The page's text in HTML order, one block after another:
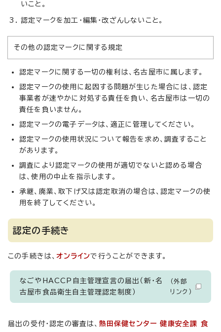
いこと。
認定マークを加工・編集・改ざんしないこと。
その他の認定マークに関する規定
認定マークに関する一切の権利は、名古屋市に属します。
認定マークの使用に起因する問題が生じた場合には、認定
事業者が速やかに対処する責任を負い、名古屋市は一切の
責任を負いません。
認定マークの電子データは、適正に管理してください。
認定マークの使用状況について報告を求め、調査すること
があります。
調査により認定マークの使用が適切でないと認める場合
は、使用の中止を指示します。
承継、廃業、取下げ又は認定取消の場合は、認定マークの使
用を終了してください。
認定の手続き
この手続きは、 オンラインで行うことができます。
なごやHACCP自主管理宣言の届出（新・名
古屋市食品衛生自主管理認定制度）
（外部
リンク）
届出の受付・認定の審査は、 熱田保健センター 健康安全課 食